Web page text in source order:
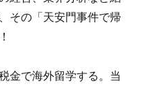
その「天安門事件で帰
金で海外留学する。当